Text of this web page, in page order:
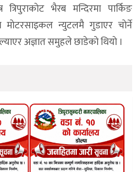
भैरब मन्दिरमा पार्किङ
न्युटलमै गुडाएर चाेर्ने
अज्ञात समुहले छाडेकाे थियाे ।